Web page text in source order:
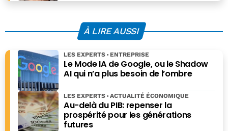
À LIRE AUSSI
Le Mode IA de Google, ou le Shadow
AI qui n’a plus besoin de l’ombre
LES EXPERTS ENTREPRISE
Au-delà du PIB: repenser la
prospérité pour les générations
futures
LES EXPERTS ACTUALITÉ ÉCONOMIQUE